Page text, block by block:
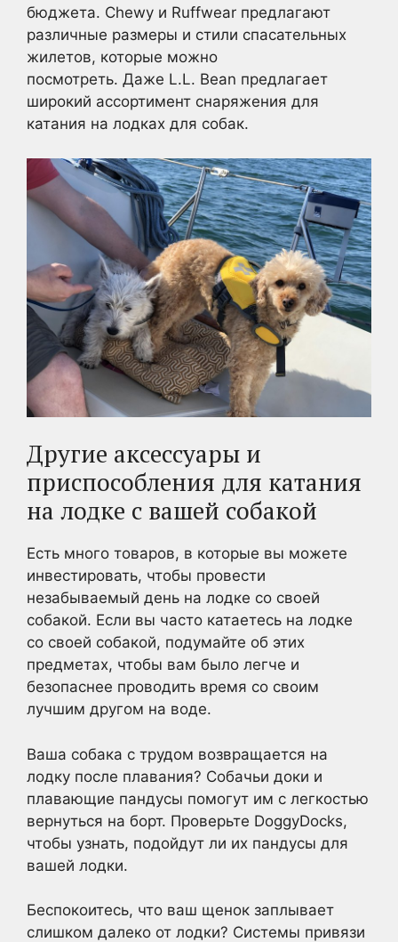
бюджета. Chewy и Ruffwear предлагают
различные размеры и стили спасательных
жилетов, которые можно
посмотреть. Даже L.L. Bean предлагает
широкий ассортимент снаряжения для
катания на лодках для собак.
Другие аксессуары и
приспособления для катания
на лодке с вашей собакой
Есть много товаров, в которые вы можете
инвестировать, чтобы провести
незабываемый день на лодке со своей
собакой. Если вы часто катаетесь на лодке
со своей собакой, подумайте об этих
предметах, чтобы вам было легче и
безопаснее проводить время со своим
лучшим другом на воде.
Ваша собака с трудом возвращается на
лодку после плавания? Собачьи доки и
плавающие пандусы помогут им с легкостью
вернуться на борт. Проверьте DoggyDocks,
чтобы узнать, подойдут ли их пандусы для
вашей лодки.
Беспокоитесь, что ваш щенок заплывает
слишком далеко от лодки? Системы привязи